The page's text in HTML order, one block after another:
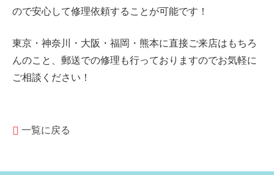
ので安心して修理依頼することが可能です！
東京・神奈川・大阪・福岡・熊本に直接ご来店はもちろ
んのこと、郵送での修理も行っておりますのでお気軽に
ご相談ください！
一覧に戻る